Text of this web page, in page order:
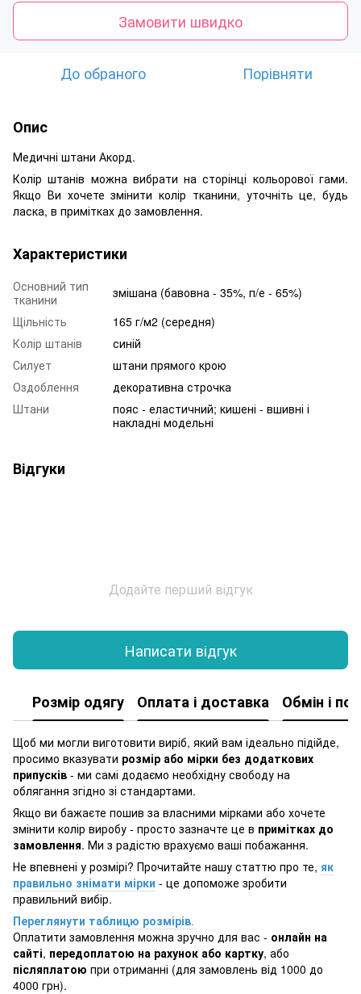
Замовити швидко
До обраного Порівняти
Опис
Медичні штани Акорд.
Колір штанів можна вибрати на сторінці кольорової гами.
Якщо Ви хочете змінити колір тканини, уточніть це, будь
ласка, в примітках до замовлення.
Характеристики
Основний тип
тканини
змішана (бавовна - 35%, п/е - 65%)
Щільність
165 г/м2 (середня)
Колір штанів
синій
Силует
штани прямого крою
Оздоблення
декоративна строчка
Штани
пояс - еластичний; кишені - вшивні і
накладні модельні
Відгуки
Додайте перший відгук
Написати відгук
Розмір одягу Оплата і доставка Обмін і
Щоб ми могли виготовити виріб, який вам ідеально підійде,
просимо вказувати розмір або мірки без додаткових
припусків - ми самі додаємо необхідну свободу на
облягання згідно зі стандартами.
Якщо ви бажаєте пошив за власними мірками або хочете
змінити колір виробу - просто зазначте це в примітках до
замовлення. Ми з радістю врахуємо ваші побажання.
Не впевнені у розмірі? Прочитайте нашу статтю про те, як
правильно знімати мірки - це допоможе зробити
правильний вибір.
Переглянути таблицю розмірів.
Оплатити замовлення можна зручно для вас - онлайн на
сайті, передоплатою на рахунок або картку, або
післяплатою при отриманні (для замовлень від 1000 до
4000 грн).